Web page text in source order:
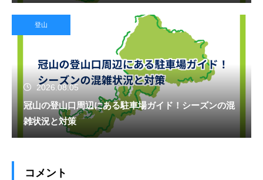
登山
2026.08.05
冠山の登山口周辺にある駐車場ガイド！シーズンの混
雑状況と対策
コメント